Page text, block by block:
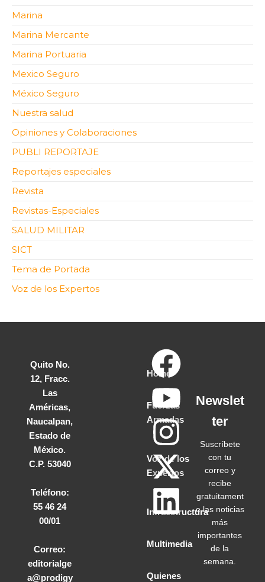
Marina
Marina Mercante
Marina Portuaria
Mexico Seguro
México Seguro
Nuestra salud
Opiniones y Colaboraciones
PUBLI REPORTAJE
Reportajes especiales
Revista
Revistas-Especiales
SALUD MILITAR
SICT
Tema de Portada
Voz de los Expertos
Quito No.
12, Fracc.
Las
Américas,
Naucalpan,
Estado de
México.
C.P. 53040
Teléfono:
55 46 24
00/01
Correo:
editorialge
a@prodigy
Home
Fuerzas
Armadas
Voz de los
Expertos
Infraestructura
Multimedia
Quienes
Newslet
ter
Suscríbete
con tu
correo y
recibe
gratuitament
e las noticias
más
importantes
de la
semana.